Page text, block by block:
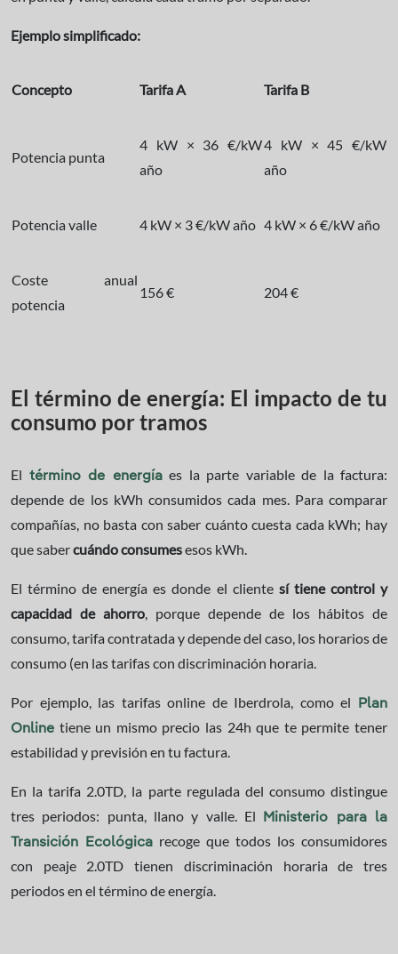
Ejemplo simplificado:
Concepto Tarifa A Tarifa B
Potencia punta
4 kW × 36 €/kW
año
4 kW × 45 €/kW
año
Potencia valle 4 kW × 3 €/kW año 4 kW × 6 €/kW año
Coste anual
potencia
156 € 204 €
El término de energía: El impacto de tu
consumo por tramos
El término de energíaes la parte variable de la factura:
depende de los kWh consumidos cada mes. Para comparar
compañías, no basta con saber cuánto cuesta cada kWh; hay
que sabercuándo consumesesos kWh.
El término de energía es donde el cliente sí tiene control y
capacidad de ahorro , porque depende de los hábitos de
consumo, tarifa contratada y depende del caso, los horarios de
consumo (en las tarifas con discriminación horaria.
Por ejemplo, las tarifas online de Iberdrola, como el
Plan
Online tiene un mismo precio las 24h que te permite tener
estabilidad y previsión en tu factura.
En la tarifa 2.0TD, la parte regulada del consumo distingue
tres periodos: punta, llano y valle. El
Ministerio para la
Transición Ecológica recoge que todos los consumidores
con peaje 2.0TD tienen discriminación horaria de tres
periodos en el término de energía.